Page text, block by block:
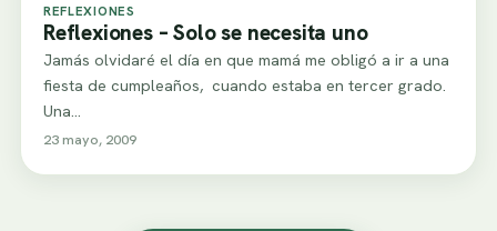
REFLEXIONES
Reflexiones – Solo se necesita uno
Jamás olvidaré el día en que mamá me obligó a ir a una
fiesta de cumpleaños, cuando estaba en tercer grado.
Una…
23 mayo, 2009